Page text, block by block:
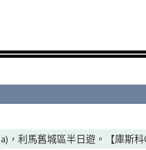
，利馬舊城區半日遊。【庫斯科